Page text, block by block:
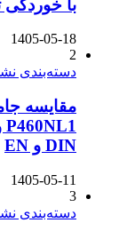
با
1405-05-18
2
دسته‌بندی
DIN و EN
1405-05-11
3
دسته‌بندی